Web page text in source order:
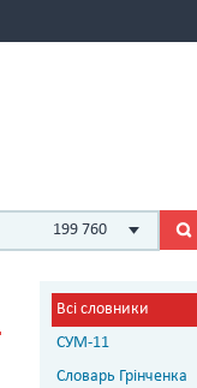
199 760
Всі словники
СУМ-11
Словарь Грінченка